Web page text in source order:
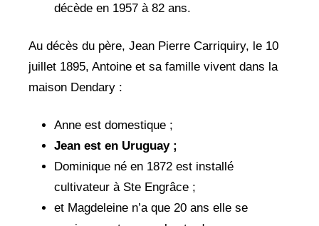
décède en 1957 à 82 ans.
Au décès du père, Jean Pierre Carriquiry, le 10
juillet 1895, Antoine et sa famille vivent dans la
maison Dendary :
Anne est domestique ;
Jean est en Uruguay ;
Dominique né en 1872 est installé
cultivateur à Ste Engrâce ;
et Magdeleine n’a que 20 ans elle se